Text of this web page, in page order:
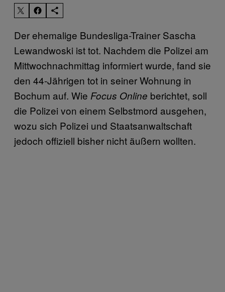
Der ehemalige Bundesliga-Trainer Sascha
Lewandwoski ist tot. Nachdem die Polizei am
Mittwochnachmittag informiert wurde, fand sie
den 44-Jährigen tot in seiner Wohnung in
Bochum auf. Wie Focus Online berichtet, soll
die Polizei von einem Selbstmord ausgehen,
wozu sich Polizei und Staatsanwaltschaft
jedoch offiziell bisher nicht äußern wollten.